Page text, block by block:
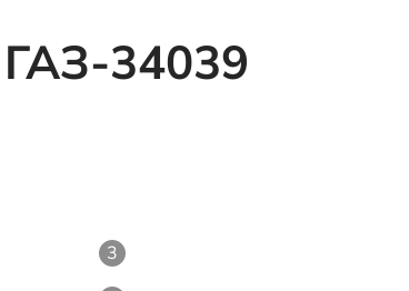
34039
3